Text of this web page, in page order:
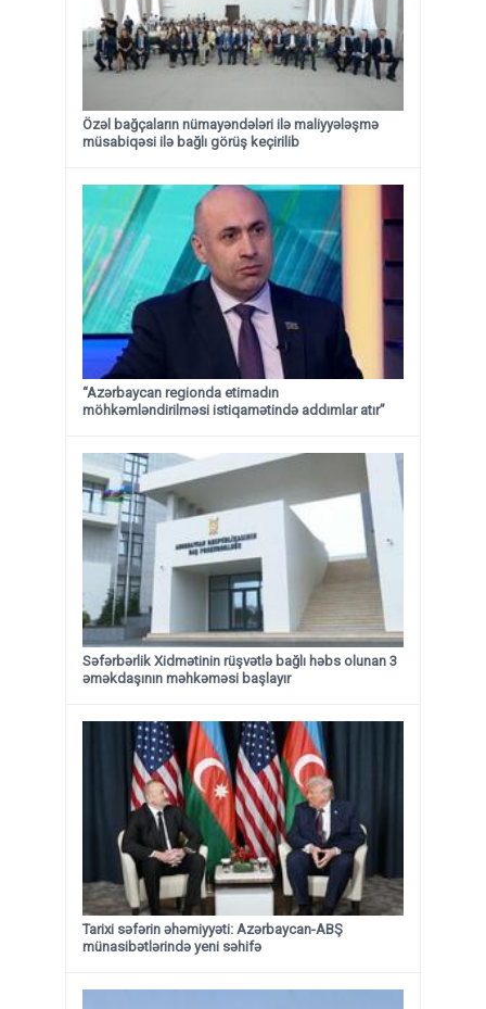
Özəl bağçaların nümayəndələri ilə maliyyələşmə
müsabiqəsi ilə bağlı görüş keçirilib
“Azərbaycan regionda etimadın
möhkəmləndirilməsi istiqamətində addımlar atır”
Səfərbərlik Xidmətinin rüşvətlə bağlı həbs olunan 3
əməkdaşının məhkəməsi başlayır
Tarixi səfərin əhəmiyyəti: Azərbaycan-ABŞ
münasibətlərində yeni səhifə